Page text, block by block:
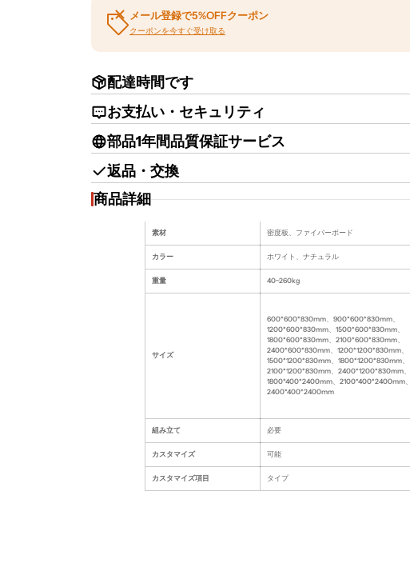
メール登録で5%OFFクーポン
クーポンを今すぐ受け取る
配達時間です
お支払い・セキュリティ
部品1年間品質保証サービス
返品・交換
商品詳細
素材 密度板、ファイバーボード
カラー ホワイト、ナチュラル
重量 40~260kg
サイズ
600*600*830mm、900*600*830mm、
1200*600*830mm、1500*600*830mm、
1800*600*830mm、2100*600*830mm、
2400*600*830mm、1200*1200*830mm、
1500*1200*830mm、1800*1200*830mm、
2100*1200*830mm、2400*1200*830mm、
1800*400*2400mm、2100*400*2400mm、
2400*400*2400mm
組み立て 必要
カスタマイズ 可能
カスタマイズ項目 タイプ